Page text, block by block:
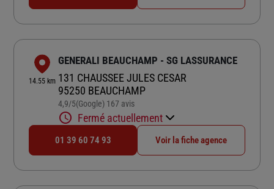
14.55 km
GENERALI BEAUCHAMP - SG LASSURANCE
131 CHAUSSEE JULES CESAR
95250 BEAUCHAMP
4,9/5Note de 4.9 sur 5
(Google) 167 avis
Fermé actuellement
01 39 60 74 93 Voir la fiche agence